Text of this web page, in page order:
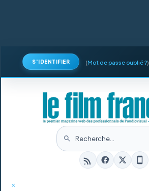
S'IDENTIFIER (Mot de passe oublié ?)
×